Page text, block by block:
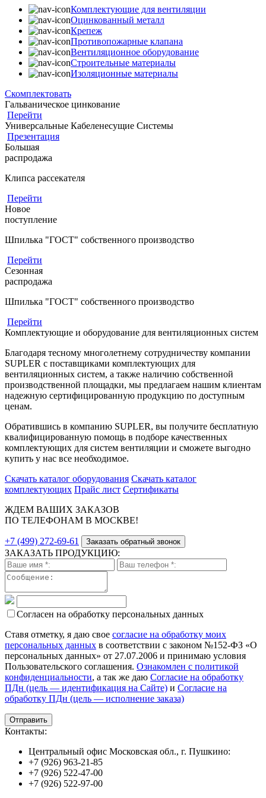
Комплектующие для вентиляции
Оцинкованный металл
Крепеж
Противопожарные клапана
Вентиляционное оборудование
Строительные материалы
Изоляционные материалы
Скомплектовать
Гальваническое цинкование
Перейти
Универсальные Кабеленесущие Системы
Презентация
Большая
распродажа
Клипса рассекателя
Перейти
Новое
поступление
Шпилька "ГОСТ" собственного производство
Перейти
Сезонная
распродажа
Шпилька "ГОСТ" собственного производство
Перейти
Комплектующие и оборудование для вентиляционных систем
Благодаря тесному многолетнему сотрудничеству компании
SUPLER с поставщиками комплектующих для
вентиляционных систем, а также наличию собственной
производственной площадки, мы предлагаем нашим клиентам
надежную сертифицированную продукцию по доступным
ценам.
Обратившись в компанию SUPLER, вы получите бесплатную
квалифицированную помощь в подборе качественных
комплектующих для систем вентиляции и сможете выгодно
купить у нас все необходимое.
Скачать каталог оборудования Скачать каталог
комплектующих Прайс лист Сертификаты
ЖДЕМ ВАШИХ ЗАКАЗОВ
ПО ТЕЛЕФОНАМ В МОСКВЕ!
+7 (499) 272-69-61 Заказать обратный звонок
ЗАКАЗАТЬ ПРОДУКЦИЮ:
Согласен на обработку персональных данных
Ставя отметку, я даю свое согласие на обработку моих
персональных данных в соответствии с законом №152-ФЗ «О
персональных данных» от 27.07.2006 и принимаю условия
Пользовательского соглашения. Ознакомлен с политикой
конфиденциальности, а так же даю Согласие на обработку
ПДн (цель — идентификация на Сайте) и Согласие на
обработку ПДн (цель — исполнение заказа)
Контакты:
Центральный офис Московская обл., г. Пушкино:
+7 (926) 963-21-85
+7 (926) 522-47-00
+7 (926) 522-97-00